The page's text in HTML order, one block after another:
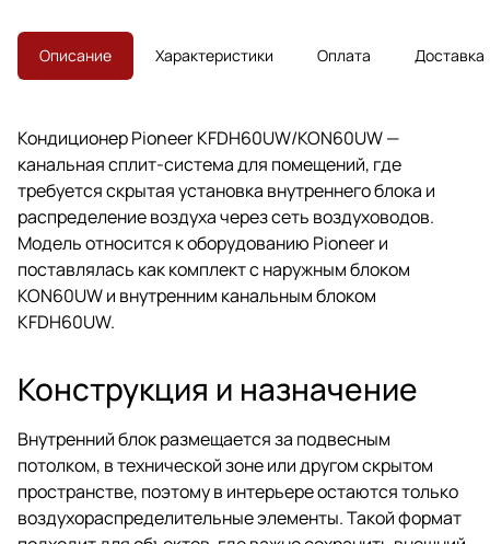
Описание Характеристики Оплата Доставка
Кондиционер Pioneer KFDH60UW/KON60UW —
канальная сплит-система для помещений, где
требуется скрытая установка внутреннего блока и
распределение воздуха через сеть воздуховодов.
Модель относится к оборудованию Pioneer и
поставлялась как комплект с наружным блоком
KON60UW и внутренним канальным блоком
KFDH60UW.
Конструкция и назначение
Внутренний блок размещается за подвесным
потолком, в технической зоне или другом скрытом
пространстве, поэтому в интерьере остаются только
воздухораспределительные элементы. Такой формат